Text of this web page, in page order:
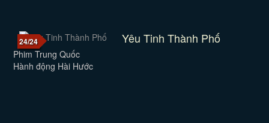
24/24 Yêu Tinh Thành Phố
Phim Trung Quốc
Hành động Hài Hước